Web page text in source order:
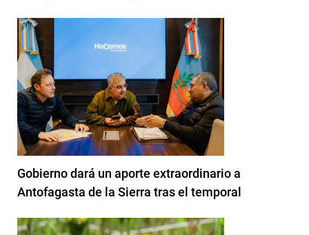
Gobierno dará un aporte extraordinario a
Antofagasta de la Sierra tras el temporal